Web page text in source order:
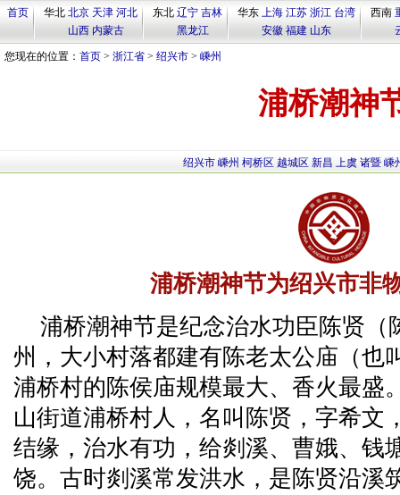
首页 华北 北京 天津 河北
山西 内蒙古
东北 辽宁 吉林
黑龙江
华东 上海 江苏 浙江 台湾
安徽 福建 山东
西南
您现在的位置： 首页 > 浙江省 > 绍兴市 > 嵊州
浦桥潮神
绍兴市 嵊州 柯桥区 越城区 新昌 上虞 诸暨 嵊
浦桥潮神节为绍兴市非
浦桥潮神节是纪念治水功臣陈贤（
州，大小村落都建有陈老太公庙（也
浦桥村的陈侯庙规模最大、香火最盛
山街道浦桥村人，名叫陈贤，字希文
结缘，治水有功，给剡溪、曹娥、钱
饶。古时剡溪常发洪水，是陈贤沿溪